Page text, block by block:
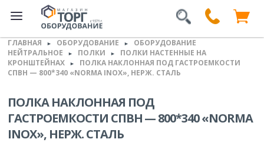
ГЛАВНАЯ ► ОБОРУДОВАНИЕ ►
ОБОРУДОВАНИЕ
НЕЙТРАЛЬНОЕ
► ПОЛКИ ►
ПОЛКИ НАСТЕННЫЕ НА
КРОНШТЕЙНАХ
►
ПОЛКА НАКЛОННАЯ ПОД ГАСТРОЕМКОСТИ
СПВН — 800*340 «NORMA INOX», НЕРЖ. СТАЛЬ
ПОЛКА НАКЛОННАЯ ПОД
ГАСТРОЕМКОСТИ СПВН — 800*340 «NORMA
INOX», НЕРЖ. СТАЛЬ